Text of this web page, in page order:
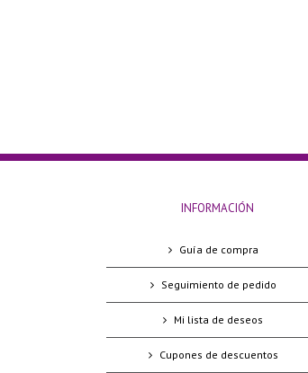
INFORMACIÓN
Guía de compra
Seguimiento de pedido
Mi lista de deseos
Cupones de descuentos